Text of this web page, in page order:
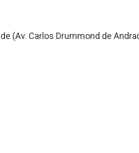
(Av. Carlos Drummond de